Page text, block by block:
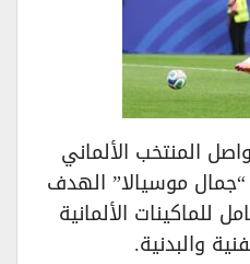
المنتخب الألماني
موسيالا” الهدف
للماكينات الألمانية
والبدنية.